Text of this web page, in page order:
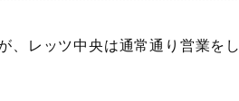
、レッツ中央は通常通り営業をし